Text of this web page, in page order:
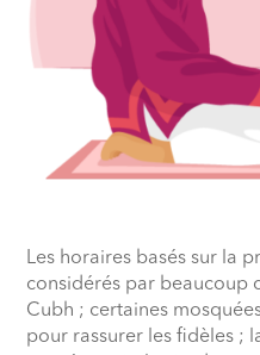
Les horaires basés sur la
considérés par beaucoup
Cubh ; certaines
pour rassurer les fidèles ;